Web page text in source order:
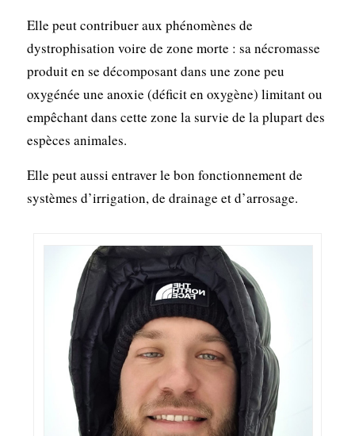
Elle peut contribuer aux phénomènes de
dystrophisation voire de zone morte : sa nécromasse
produit en se décomposant dans une zone peu
oxygénée une anoxie (déficit en oxygène) limitant ou
empêchant dans cette zone la survie de la plupart des
espèces animales.
Elle peut aussi entraver le bon fonctionnement de
systèmes d’irrigation, de drainage et d’arrosage.